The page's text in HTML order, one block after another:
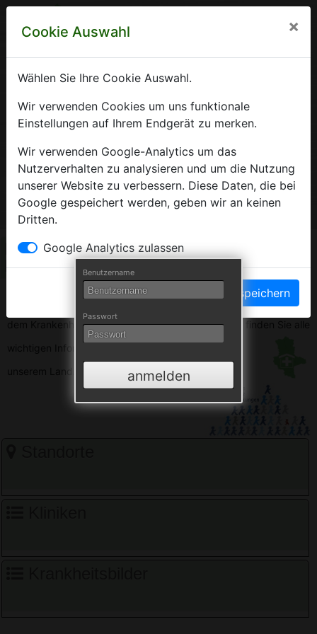
Krankenhausverzeichnis
Sachsen-Anhalt
Ein Service der Krankenhausgesellschaft Sachsen-Anhalt
e.V.
Herzlich Willkommen auf den Seiten der
Krankenhäuser Sachsen-Anhalts
Die Krankenhausgesellschaft Sachsen-Anhalt begrüßt Sie auf
dem Krankenhausverzeichnis Sachsen-Anhalt. Hier finden Sie alle
Benutzername
Passwort
anmelden
Cookie Auswahl ×
Wählen Sie Ihre Cookie Auswahl.
Wir verwenden Cookies um uns funktionale
Einstellungen auf Ihrem Endgerät zu merken.
Wir verwenden Google-Analytics um das
Nutzerverhalten zu analysieren und um die Nutzung
unserer Website zu verbessern. Diese Daten, die bei
Google gespeichert werden, geben wir an keinen
Dritten.
Google Analytics zulassen
Einstellungen speichern